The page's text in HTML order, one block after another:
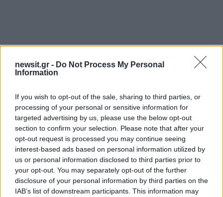
newsit.gr - Do Not Process My Personal
Information
If you wish to opt-out of the sale, sharing to third parties, or
processing of your personal or sensitive information for
targeted advertising by us, please use the below opt-out
section to confirm your selection. Please note that after your
opt-out request is processed you may continue seeing
interest-based ads based on personal information utilized by
us or personal information disclosed to third parties prior to
your opt-out. You may separately opt-out of the further
disclosure of your personal information by third parties on the
IAB’s list of downstream participants. This information may
Αν τα χάσατε